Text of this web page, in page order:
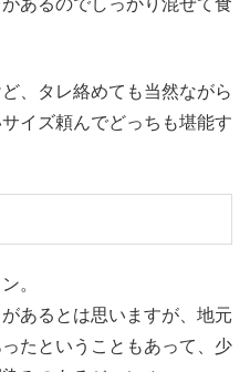
あるのでしっかり混ぜて食
、タレ絡めても当然ながら
イズ頼んでどっちも堪能す
。
あるとは思いますが、地元
たということもあって、少